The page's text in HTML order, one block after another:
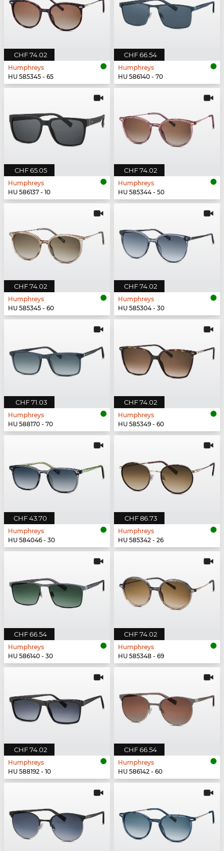
CHF 74.02
Humphreys
HU 585345 - 65
CHF 66.54
Humphreys
HU 586140 - 70
CHF 65.05
Humphreys
HU 586137 - 10
CHF 74.02
Humphreys
HU 585344 - 50
CHF 74.02
Humphreys
HU 585345 - 60
CHF 74.02
Humphreys
HU 585304 - 30
CHF 71.03
Humphreys
HU 588170 - 70
CHF 74.02
Humphreys
HU 585349 - 60
CHF 43.70
Humphreys
HU 584046 - 30
CHF 86.73
Humphreys
HU 585342 - 26
CHF 66.54
Humphreys
HU 586140 - 30
CHF 74.02
Humphreys
HU 585348 - 69
CHF 74.02
Humphreys
HU 588192 - 10
CHF 66.54
Humphreys
HU 586142 - 60